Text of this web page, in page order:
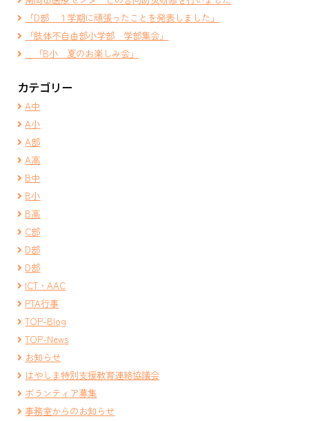
「D部 １学期に頑張ったことを発表しました」
「肢体不自由部小学部 学部集会」
「B小 夏のお楽しみ会」
カテゴリー
A中
A小
A部
A高
B中
B小
B高
C部
D部
D部
ICT・AAC
PTA行事
TOP-Blog
TOP-News
お知らせ
はやしま特別支援教育連絡協議会
ボランティア募集
事務室からのお知らせ